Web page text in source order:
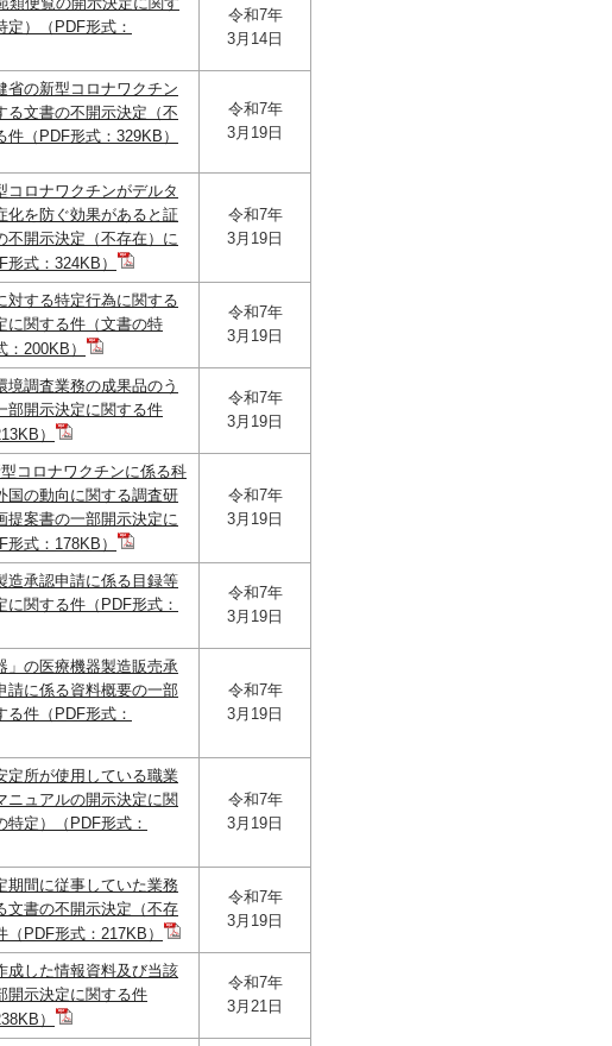
定）（PDF形式：
令和7年
3月14日
省の新型コロナワクチン
る文書の不開示決定（不
（PDF形式：329KB）
令和7年
3月19日
コロナワクチンがデルタ
化を防ぐ効果があると証
不開示決定（不存在）に
式：324KB）
令和7年
3月19日
対する特定行為に関する
に関する件（文書の特
200KB）
令和7年
3月19日
境調査業務の成果品のう
部開示決定に関する件
）
令和7年
3月19日
型コロナワクチンに係る科
国の動向に関する調査研
提案書の一部開示決定に
式：178KB）
令和7年
3月19日
造承認申請に係る目録等
に関する件（PDF形式：
令和7年
3月19日
」の医療機器製造販売承
請に係る資料概要の一部
る件（PDF形式：
令和7年
3月19日
定所が使用している職業
ニュアルの開示決定に関
特定）（PDF形式：
令和7年
3月19日
期間に従事していた業務
文書の不開示決定（不存
PDF形式：217KB）
令和7年
3月19日
成した情報資料及び当該
開示決定に関する件
）
令和7年
3月21日